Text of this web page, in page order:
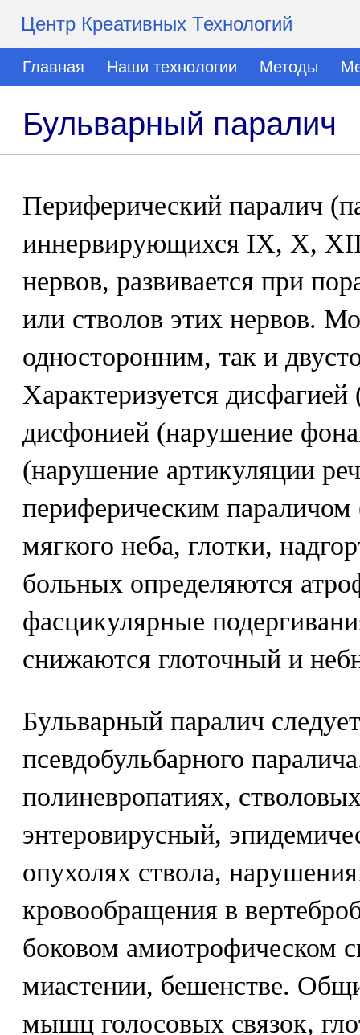
Центр Креативных Технологий
Главная Наши технологии Методы
Бульварный паралич
Периферический паралич
иннервирующихся IX, X,
нервов, развивается при
или стволов этих нервов.
односторонним, так и
Характеризуется
дисфонией (нарушение
(нарушение артикуляции
периферическим
мягкого неба, глотки,
больных определяются
фасцикулярные
снижаются глоточный и
Бульварный паралич
псевдобульбарного
полиневропатиях,
энтеровирусный,
опухолях ствола,
кровообращения в
боковом амиотрофическом
миастении, бешенстве.
мышц голосовых связок,